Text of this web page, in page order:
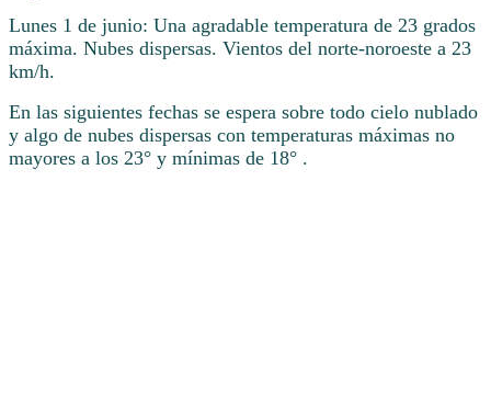
Lunes 1 de junio: Una agradable temperatura de 23 grados
máxima. Nubes dispersas. Vientos del norte-noroeste a 23
km/h.
En las siguientes fechas se espera sobre todo cielo nublado
y algo de nubes dispersas con temperaturas máximas no
mayores a los 23° y mínimas de 18° .